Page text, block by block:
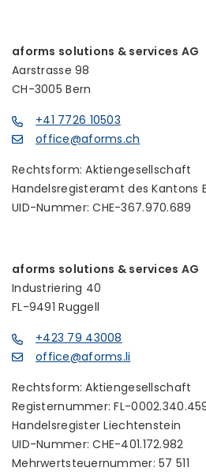
aforms solutions & services AG
Aarstrasse 98
CH-3005 Bern
+41 7726 10503
office@aforms.ch
Rechtsform: Aktiengesellschaft
Handelsregisteramt des Kantons
UID-Nummer: CHE-367.970.689
aforms solutions & services AG
Industriering 40
FL-9491 Ruggell
+423 79 43008
office@aforms.li
Rechtsform: Aktiengesellschaft
Registernummer: FL-
Handelsregister Liechtenstein
UID-Nummer: CHE-401.172.982
Mehrwertsteuernummer: 57 511